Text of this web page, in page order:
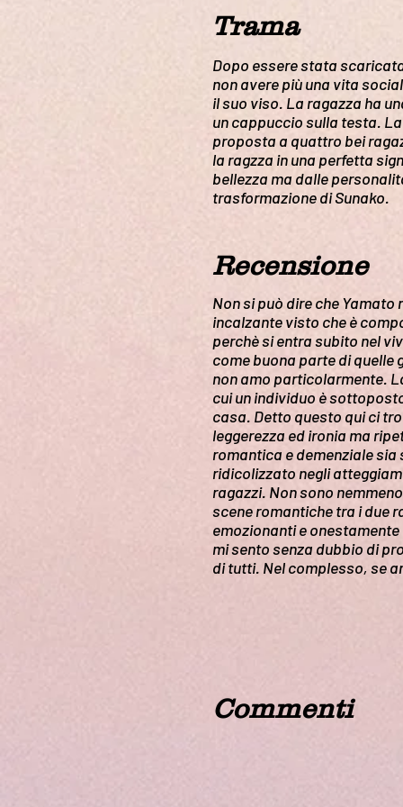
Trama
Dopo essere stata
non avere più una vita
il suo viso. La ragazza ha
un cappuccio sulla testa.
proposta a quattro bei
la ragzza in una perfetta
bellezza ma dalle
trasformazione di Sunako.
Recensione
Non si può dire che
incalzante visto che è
perchè si entra subito nel
come buona parte di quelle
non amo particolarmente.
cui un individuo è
casa. Detto questo qui ci
leggerezza ed ironia ma
romantica e demenziale
ridicolizzato negli
ragazzi. Non sono
scene romantiche tra i due
emozionanti e
mi sento senza dubbio di
di tutti. Nel complesso, se
Commenti